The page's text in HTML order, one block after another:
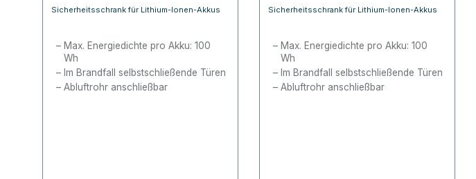
Sicherheitsschrank für Lithium-Ionen-Akkus
Max. Energiedichte pro Akku: 100
Wh
Im Brandfall selbstschließende Türen
Abluftrohr anschließbar
Sicherheitsschrank für Lithium-Ionen-Akkus
Max. Energiedichte pro Akku: 100
Wh
Im Brandfall selbstschließende Türen
Abluftrohr anschließbar